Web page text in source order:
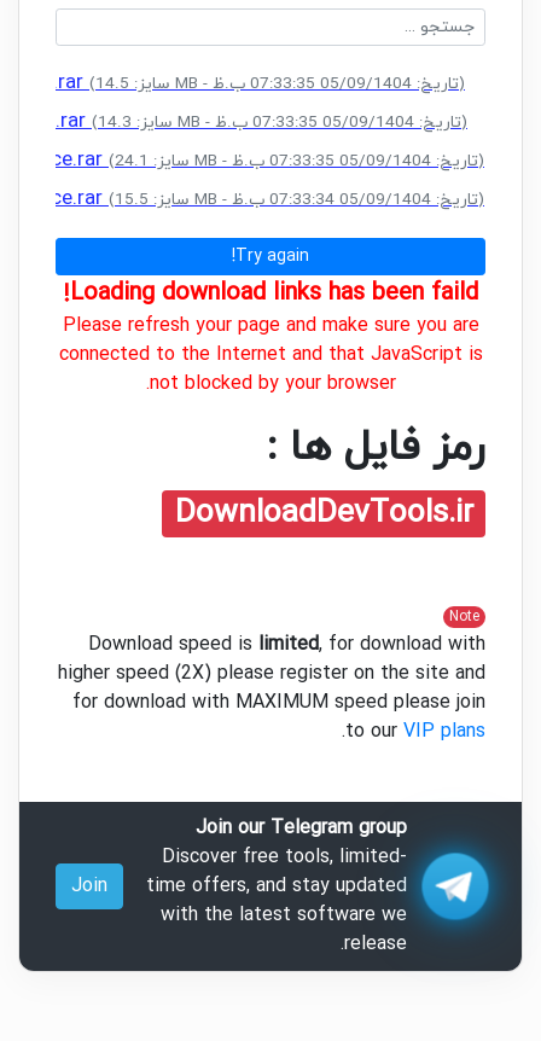
(سایز: 14.5 MB - تاریخ: 05/09/1404 07:33:35 ب.ظ)
(سایز: 14.3 MB - تاریخ: 05/09/1404 07:33:35 ب.ظ)
Source.rar (سایز: 24.1 MB - تاریخ: 05/09/1404 07:33:35 ب.ظ)
Source.rar (سایز: 15.5 MB - تاریخ: 05/09/1404 07:33:34 ب.ظ)
Try again!
Loading download links has been faild!
Please refresh your page and make sure you are
connected to the Internet and that JavaScript is
not blocked by your browser.
رمز فایل ها :
DownloadDevTools.ir
Note
Download speed is limited, for download with
higher speed (2X) please register on the site and
for download with MAXIMUM speed please join
to our VIP plans
.
Join our Telegram group
Discover free tools, limited-
time offers, and stay updated
with the latest software we
release.
Join